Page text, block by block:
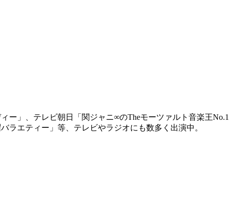
ー」、テレビ朝日「関ジャニ∞のTheモーツァルト音楽王No.1
ラエティー」等、テレビやラジオにも数多く出演中。